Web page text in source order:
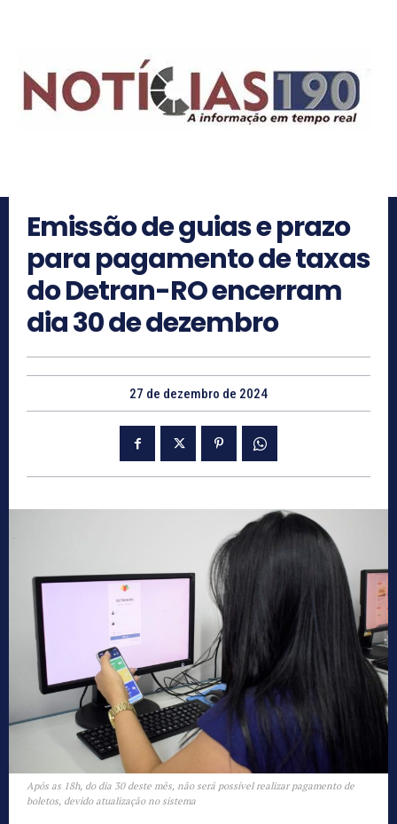
Emissão de guias e prazo
para pagamento de taxas
do Detran-RO encerram
dia 30 de dezembro
27 de dezembro de 2024
Após as 18h, do dia 30 deste mês, não será possível realizar pagamento de
boletos, devido atualização no sistema